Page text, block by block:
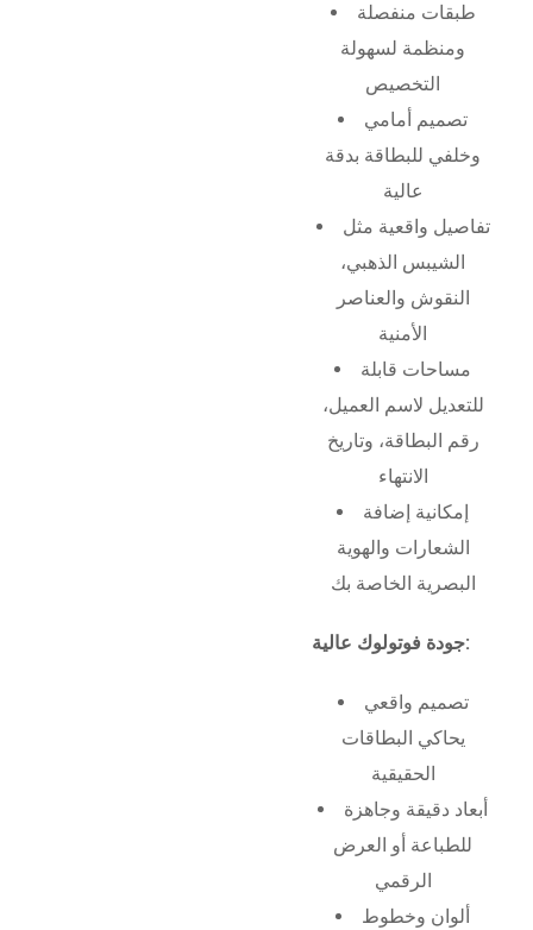
طبقات منفصلة
ومنظمة لسهولة
التخصيص
تصميم أمامي
وخلفي للبطاقة بدقة
عالية
تفاصيل واقعية مثل
الشيبس الذهبي،
النقوش والعناصر
الأمنية
مساحات قابلة
للتعديل لاسم العميل،
رقم البطاقة، وتاريخ
الانتهاء
إمكانية إضافة
الشعارات والهوية
البصرية الخاصة بك
جودة فوتولوك عالية:
تصميم واقعي
يحاكي البطاقات
الحقيقية
أبعاد دقيقة وجاهزة
للطباعة أو العرض
الرقمي
ألوان وخطوط